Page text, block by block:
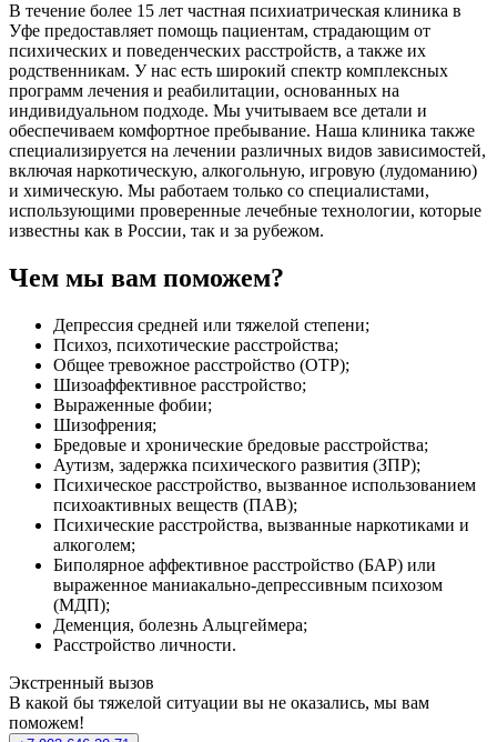
В течение более 15 лет частная психиатрическая клиника в
Уфе предоставляет помощь пациентам, страдающим от
психических и поведенческих расстройств, а также их
родственникам. У нас есть широкий спектр комплексных
программ лечения и реабилитации, основанных на
индивидуальном подходе. Мы учитываем все детали и
обеспечиваем комфортное пребывание. Наша клиника также
специализируется на лечении различных видов зависимостей,
включая наркотическую, алкогольную, игровую (лудоманию)
и химическую. Мы работаем только со специалистами,
использующими проверенные лечебные технологии, которые
известны как в России, так и за рубежом.
Чем мы вам поможем?
Депрессия средней или тяжелой степени;
Психоз, психотические расстройства;
Общее тревожное расстройство (ОТР);
Шизоаффективное расстройство;
Выраженные фобии;
Шизофрения;
Бредовые и хронические бредовые расстройства;
Аутизм, задержка психического развития (ЗПР);
Психическое расстройство, вызванное использованием
психоактивных веществ (ПАВ);
Психические расстройства, вызванные наркотиками и
алкоголем;
Биполярное аффективное расстройство (БАР) или
выраженное маниакально-депрессивным психозом
(МДП);
Деменция, болезнь Альцгеймера;
Расстройство личности.
Экстренный вызов
В какой бы тяжелой ситуации вы не оказались, мы вам
поможем!